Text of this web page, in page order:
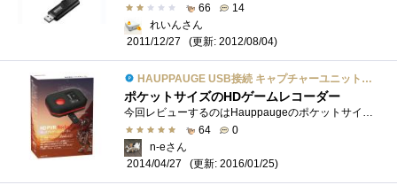
66
14
れいんさん
2011/12/27
(更新: 2012/08/04)
HAUPPAUGE USB接続 キャプチャーユニットHD PVR Rocket
ポケットサイズのHDゲームレコーダー
今回レビューするのはHauppaugeのポケットサイズのハイビジョンキャプチャーユニット「HDPVRRocket」です。 この製品は単体でHDMIとコンポーネント入...
64
0
n-eさん
2014/04/27
(更新: 2016/01/25)